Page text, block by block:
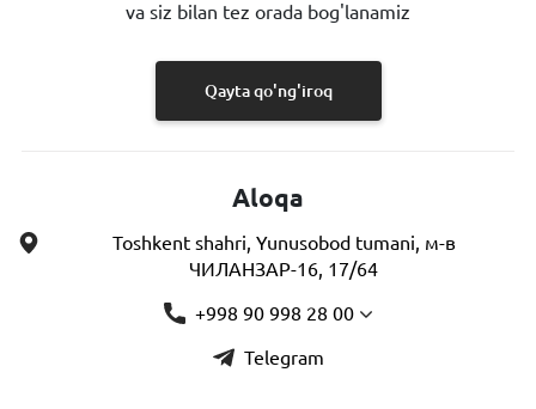
va siz bilan tez orada bog'lanamiz
Qayta qo'ng'iroq
Aloqa
Toshkent shahri, Yunusobod tumani, м-в
ЧИЛАНЗАР-16, 17/64
+998 90 998 28 00
Telegram